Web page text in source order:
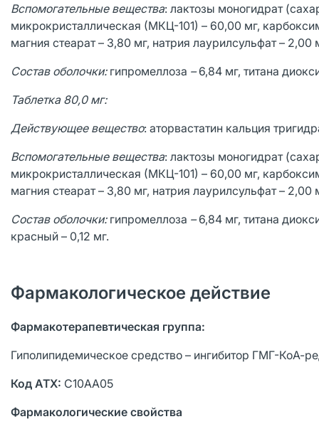
Вспомогательные вещества: лактозы моногидрат
микрокристаллическая (МКЦ-101) – 60,00 мг,
магния стеарат – 3,80 мг, натрия лаурилсульфат – 2,00
Состав оболочки: гипромеллоза –6,84 мг, титана
Таблетка 80,0 мг:
Действующее вещество: аторвастатин кальция
Вспомогательные вещества: лактозы моногидрат
микрокристаллическая (МКЦ-101) – 60,00 мг,
магния стеарат – 3,80 мг, натрия лаурилсульфат – 2,00
Состав оболочки: гипромеллоза –6,84 мг, титана
красный – 0,12 мг.
Фармакологическое действие
Фармакотерапевтическая группа:
Гиполипидемическое средство – ингибитор ГМГ-КоА-
Код АТХ: С10АА05
Фармакологические свойства